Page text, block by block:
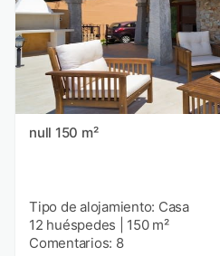
null 150 m²
Tipo de alojamiento: Casa
12 huéspedes
150 m²
Comentarios: 8